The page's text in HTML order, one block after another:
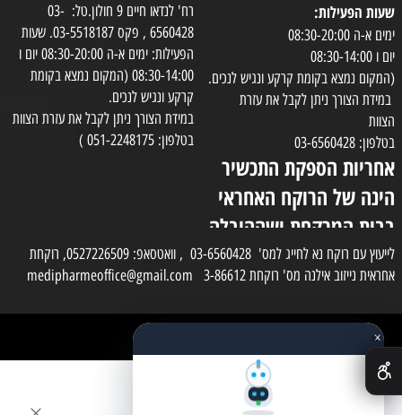
שעות הפעילות:
ימים א-ה 08:30-20:00
יום ו 08:30-14:00
(המקום נמצא בקומת קרקע ונגיש לנכים.
במידת הצורך ניתן לקבל את עזרת
הצוות
בטלפון: 03-6560428
אחריות הספקת התכשיר
הינה של הרוקח האחראי
בבית המרקחת ושההובלה
בפועל תעשה בעזרת
השליח
רח' לנדאו חיים 9 חולון.טל: 03-
6560428 , פקס 03-5518187. שעות
הפעילות: ימים א-ה 08:30-20:00 יום ו
08:30-14:00 (המקום נמצא בקומת
קרקע ונגיש לנכים.
במידת הצורך ניתן לקבל את עזרת הצוות
בטלפון: 051-2248175 )
לייעוץ עם רוקח נא לחייג למס' 03-6560428 , וואטסאפ: 0527226509, רוקחת
אחראית נייזוב אילנה מס' רוקחת 3-86612 medipharmeoffice@gmail.com
✕×